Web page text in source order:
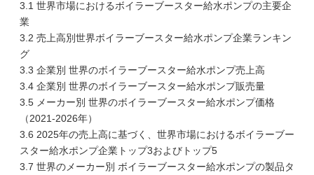
3.1 世界市場におけるボイラーブースター給水ポンプの主要企
業
3.2 売上高別世界ボイラーブースター給水ポンプ企業ランキン
グ
3.3 企業別 世界のボイラーブースター給水ポンプ売上高
3.4 企業別 世界のボイラーブースター給水ポンプ販売量
3.5 メーカー別 世界のボイラーブースター給水ポンプ価格
（2021-2026年）
3.6 2025年の売上高に基づく、世界市場におけるボイラーブー
スター給水ポンプ企業トップ3およびトップ5
3.7 世界のメーカー別 ボイラーブースター給水ポンプの製品タ